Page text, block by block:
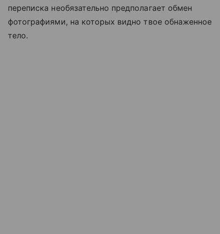
переписка необязательно предполагает обмен
фотографиями, на которых видно твое обнаженное
тело.